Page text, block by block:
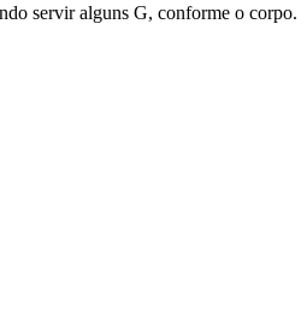
servir alguns G, conforme o corpo.